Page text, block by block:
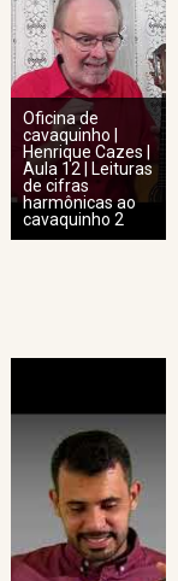
Oficina de
cavaquinho |
Henrique Cazes |
Aula 12 | Leituras
de cifras
harmônicas ao
cavaquinho 2